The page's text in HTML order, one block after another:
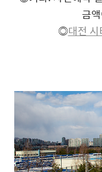
금
◎대전 시